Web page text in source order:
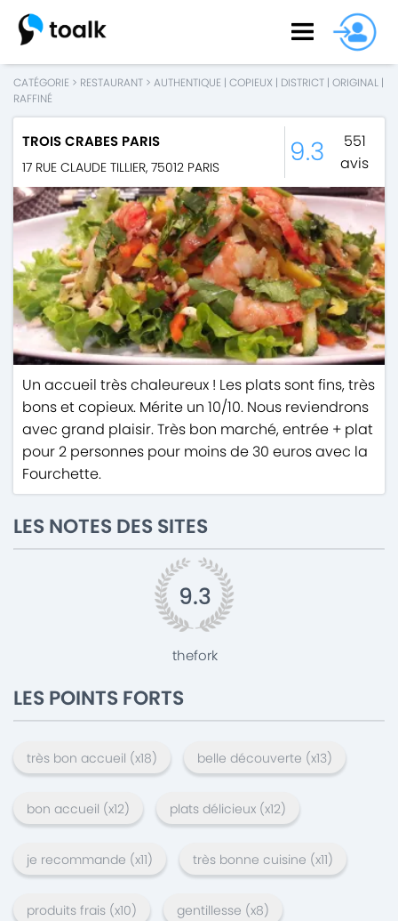
CATÉGORIE > RESTAURANT > AUTHENTIQUE | COPIEUX | DISTRICT | ORIGINAL |
RAFFINÉ
TROIS CRABES PARIS
17 RUE CLAUDE TILLIER, 75012 PARIS 9.3
551
avis
Un accueil très chaleureux ! Les plats sont fins, très
bons et copieux. Mérite un 10/10. Nous reviendrons
avec grand plaisir. Très bon marché, entrée + plat
pour 2 personnes pour moins de 30 euros avec la
Fourchette.
LES NOTES DES SITES
9.3
thefork
LES POINTS FORTS
très bon accueil (x18) belle découverte (x13)
bon accueil (x12) plats délicieux (x12)
je recommande (x11) très bonne cuisine (x11)
produits frais (x10) gentillesse (x8)